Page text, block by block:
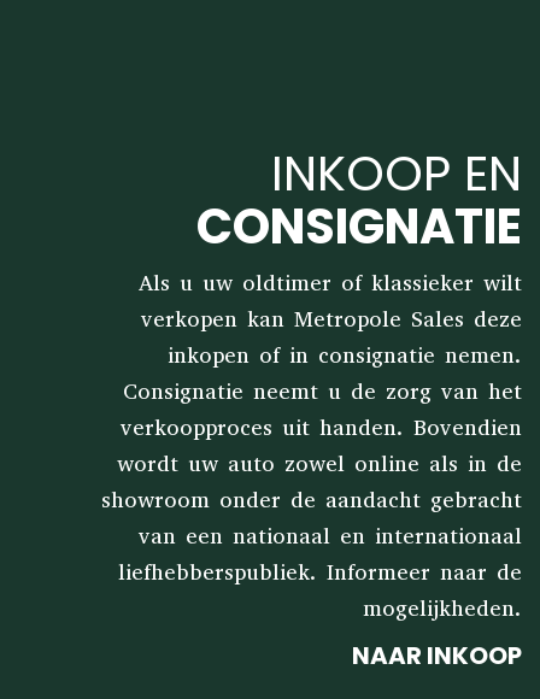
INKOOP EN
CONSIGNATIE
Als u uw oldtimer of klassieker wilt
verkopen kan Metropole Sales deze
inkopen of in consignatie nemen.
Consignatie neemt u de zorg van het
verkoopproces uit handen. Bovendien
wordt uw auto zowel online als in de
showroom onder de aandacht gebracht
van een nationaal en internationaal
liefhebberspubliek. Informeer naar de
mogelijkheden.
NAAR INKOOP